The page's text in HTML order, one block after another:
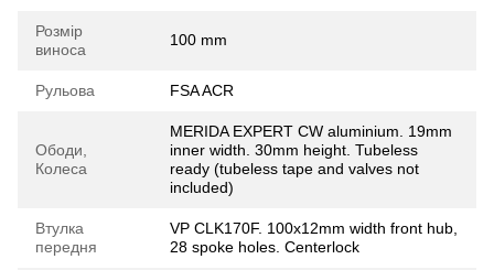
Розмір
виноса
100 mm
Рульова FSA ACR
Ободи,
Колеса
MERIDA EXPERT CW aluminium. 19mm
inner width. 30mm height. Tubeless
ready (tubeless tape and valves not
included)
Втулка
передня
VP CLK170F. 100x12mm width front hub,
28 spoke holes. Centerlock